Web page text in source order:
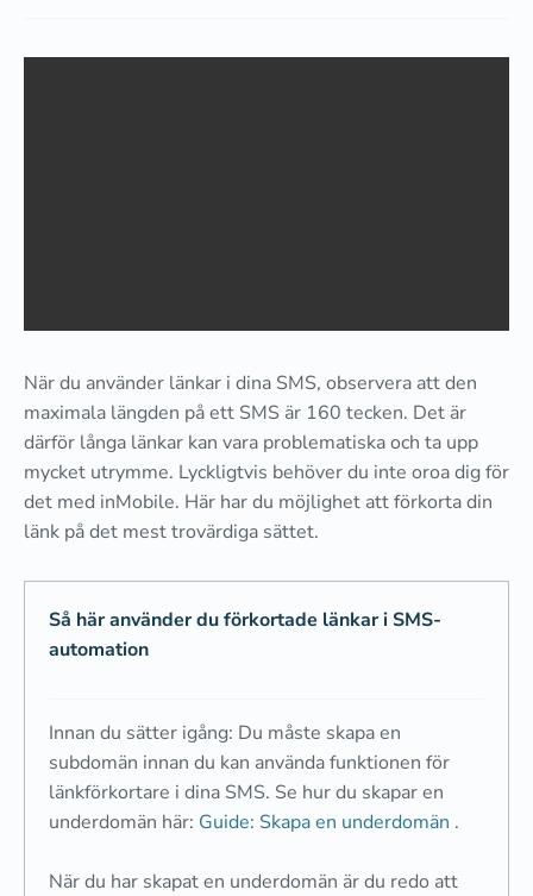
När du använder länkar i dina SMS, observera att den
maximala längden på ett SMS är 160 tecken. Det är
därför långa länkar kan vara problematiska och ta upp
mycket utrymme. Lyckligtvis behöver du inte oroa dig för
det med inMobile. Här har du möjlighet att förkorta din
länk på det mest trovärdiga sättet.
Så här använder du förkortade länkar i SMS-
automation
Innan du sätter igång: Du måste skapa en
subdomän innan du kan använda funktionen för
länkförkortare i dina SMS. Se hur du skapar en
underdomän här: Guide: Skapa en underdomän .
När du har skapat en underdomän är du redo att